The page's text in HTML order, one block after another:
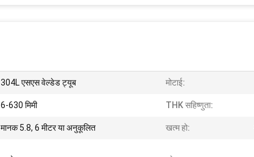
304L एसएस वेल्डेड ट्यूब मोटाई:
6-630 मिमी THK सहिष्णुता:
मानक 5.8, 6 मीटर या अनुकूलित खत्म हो: